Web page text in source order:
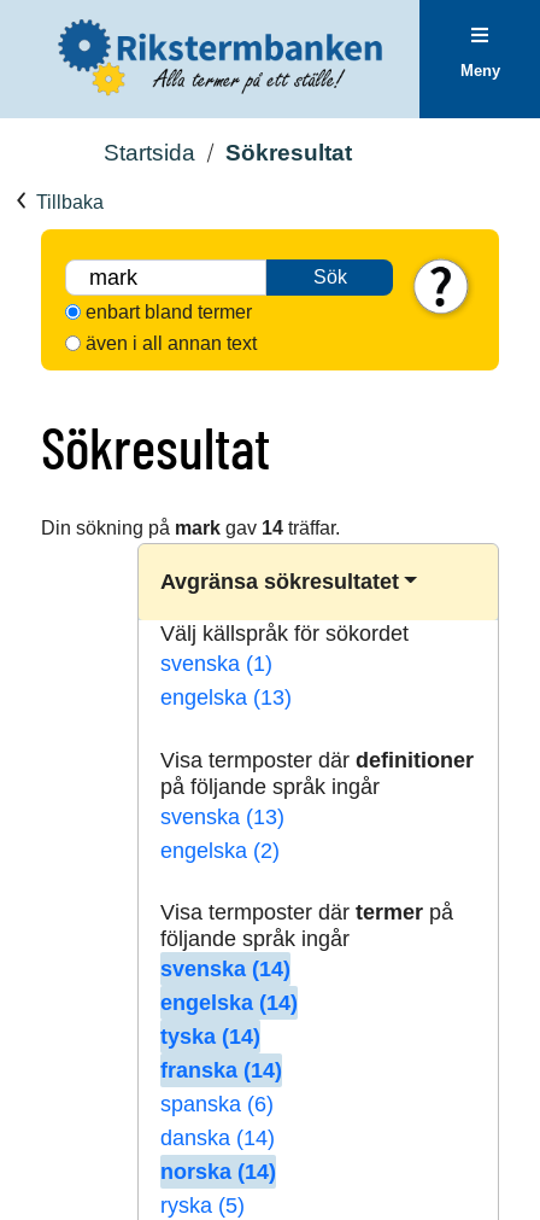
Meny
Startsida Sökresultat
Tillbaka
Sök
enbart bland termer
även i all annan text
Sökresultat
Din sökning på markgav 14träffar.
Avgränsa sökresultatet
Välj källspråk för sökordet
svenska (1)
engelska (13)
Visa termposter där definitioner
på följande språk ingår
svenska (13)
engelska (2)
Visa termposter där termerpå
följande språk ingår
svenska (14)
engelska (14)
tyska (14)
franska (14)
spanska (6)
danska (14)
norska (14)
ryska (5)